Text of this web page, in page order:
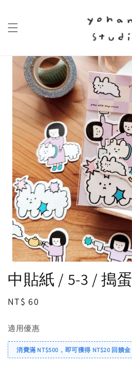
中貼紙 / 5-3 / 搗蛋
Regular
NT$ 60
適用優惠
消費滿 NT$500，即可獲得 NT$20 回饋金